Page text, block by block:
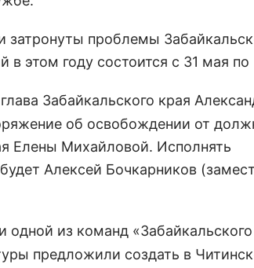
затронуты проблемы
в этом году состоится с 31 мая
Забайкальского края
об освобождении от
Елены Михайловой. Исполнять
Алексей Бочкарников
одной из команд «Забайкальского
предложили создать в